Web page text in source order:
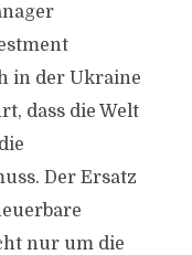
in der Ukraine
dass die Welt
Der Ersatz
nur um die